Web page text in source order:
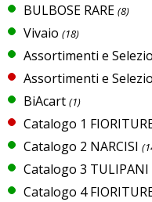
BULBOSE RARE (8)
Vivaio (18)
Assortimenti e
Assortimenti e
BiAcart (1)
Catalogo 1
Catalogo 2 NARCISI
Catalogo 3 TULIPANI
Catalogo 4